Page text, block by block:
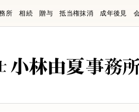
務所 相続 贈与 抵当権抹消 成年後見